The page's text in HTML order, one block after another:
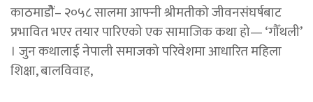
काठमाडोैं– २०५८ सालमा आफ्नी श्रीमतीको जीवनसंघर्षबाट
प्रभावित भएर तयार पारिएको एक सामाजिक कथा हो— ‘गौँथली’
। जुन कथालाई नेपाली समाजको परिवेशमा आधारित महिला
शिक्षा, बालविवाह,